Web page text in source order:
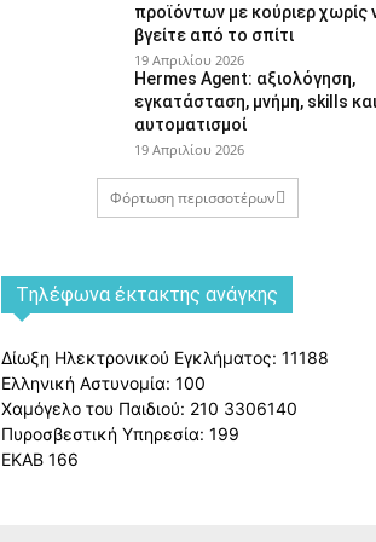
προϊόντων με κούριερ χωρίς
βγείτε από το σπίτι
19 Απριλίου 2026
Hermes Agent: αξιολόγηση,
εγκατάσταση, μνήμη, skills
αυτοματισμοί
19 Απριλίου 2026
Φόρτωση περισσοτέρων
Tηλέφωνα έκτακτης ανάγκης
Δίωξη Ηλεκτρονικού Εγκλήματος: 11188
Ελληνική Αστυνομία: 100
Χαμόγελο του Παιδιού: 210 3306140
Πυροσβεστική Υπηρεσία: 199
ΕΚΑΒ 166